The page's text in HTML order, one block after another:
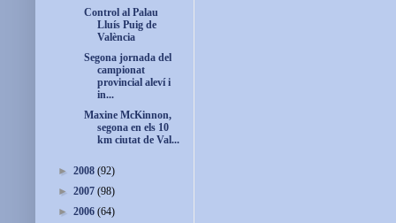
Control al Palau
Lluís Puig de
València
Segona jornada del
campionat
provincial aleví i
in...
Maxine McKinnon,
segona en els 10
km ciutat de Val...
► 2008 (92)
► 2007 (98)
► 2006 (64)